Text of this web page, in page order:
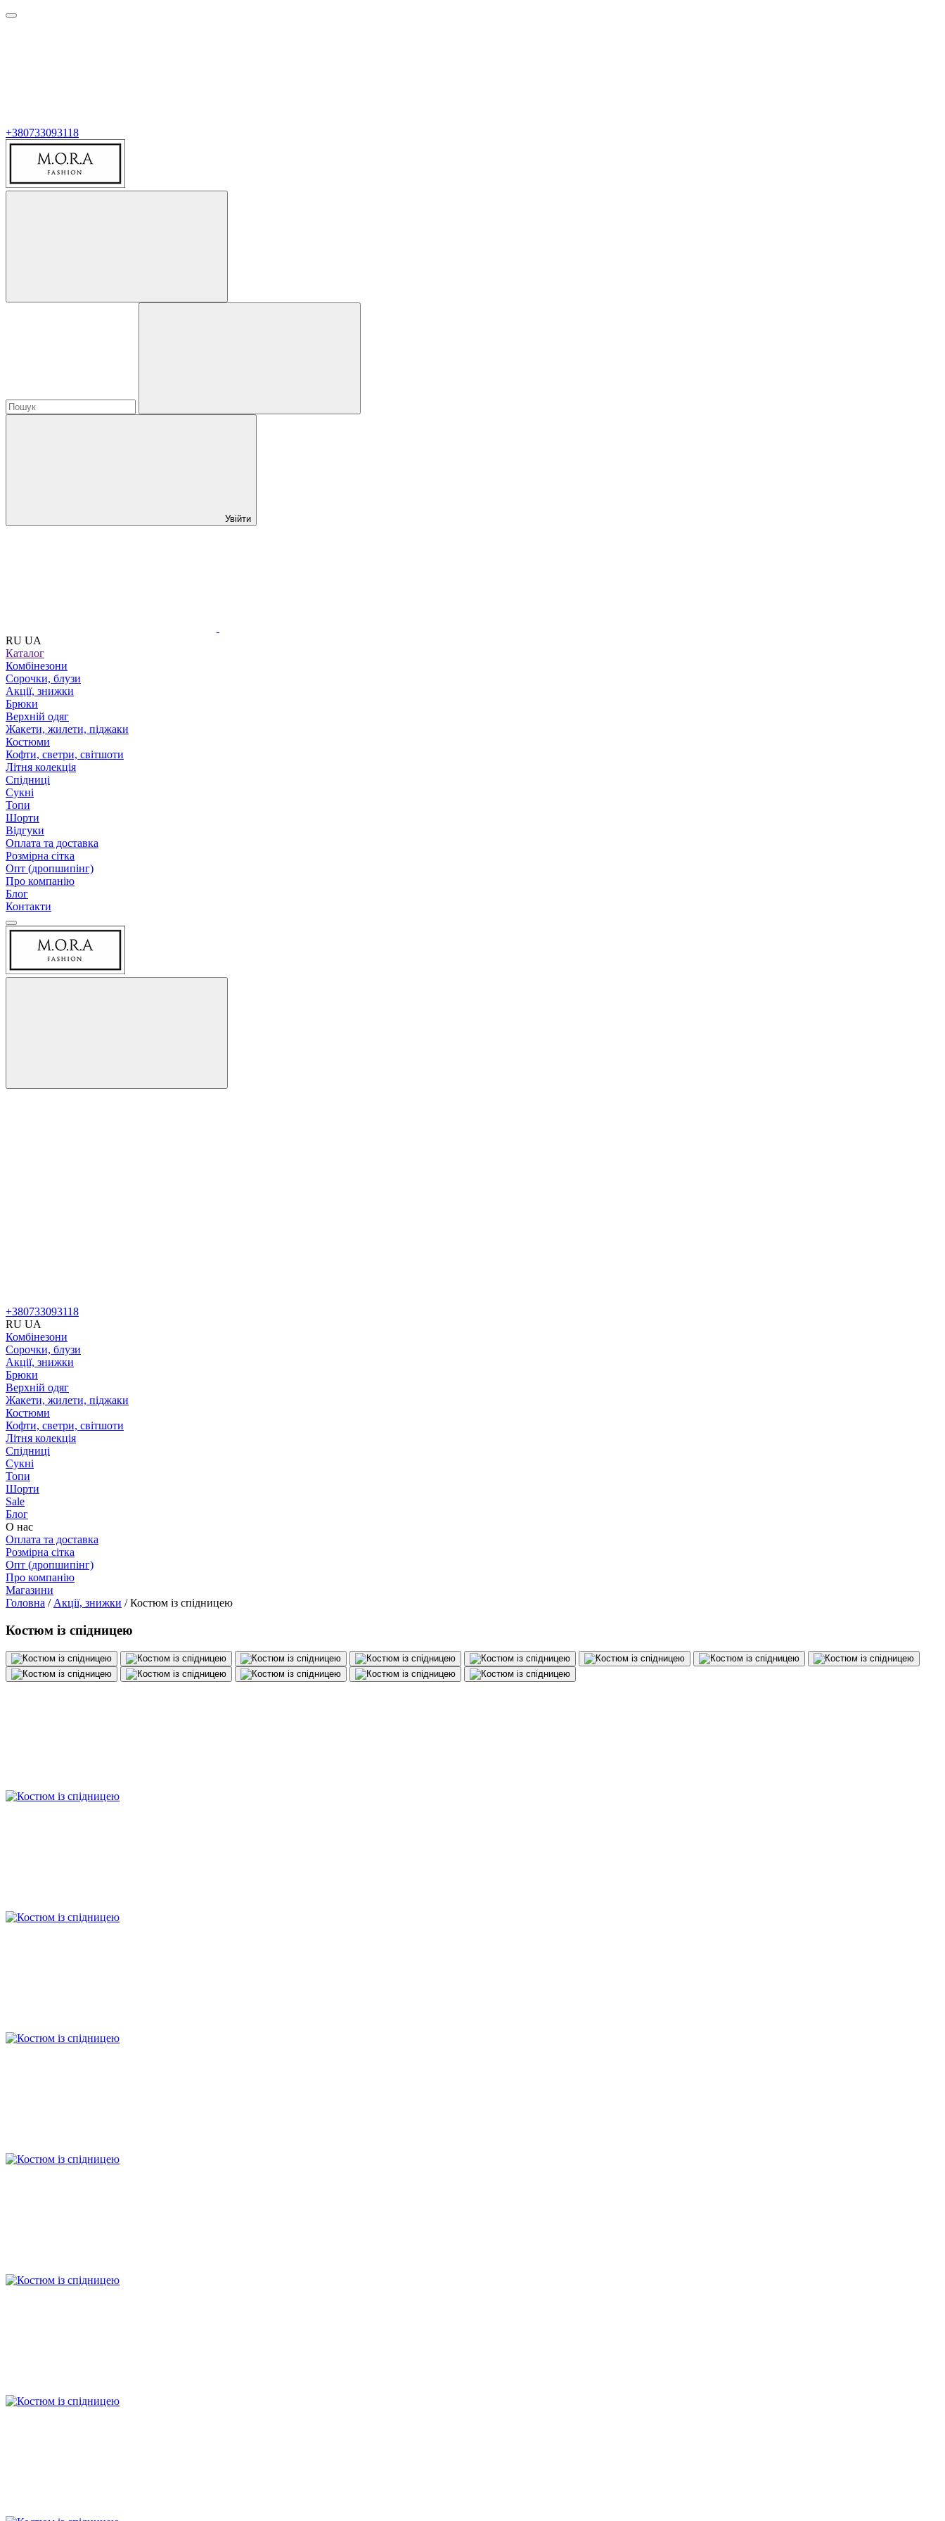
+380733093118
Увійти
RU UA
Каталог
Комбінезони
Сорочки, блузи
Акції, знижки
Брюки
Верхній одяг
Жакети, жилети, піджаки
Костюми
Кофти, светри, світшоти
Літня колекція
Спідниці
Сукні
Топи
Шорти
Відгуки
Оплата та доставка
Розмірна сітка
Опт (дропшипінг)
Про компанію
Блог
Контакти
+380733093118
RU UA
Комбінезони
Сорочки, блузи
Акції, знижки
Брюки
Верхній одяг
Жакети, жилети, піджаки
Костюми
Кофти, светри, світшоти
Літня колекція
Спідниці
Сукні
Топи
Шорти
Sale
Блог
О нас
Оплата та доставка
Розмірна сітка
Опт (дропшипінг)
Про компанію
Магазини
Головна / Акції, знижки / Костюм із спідницею
Костюм із спідницею